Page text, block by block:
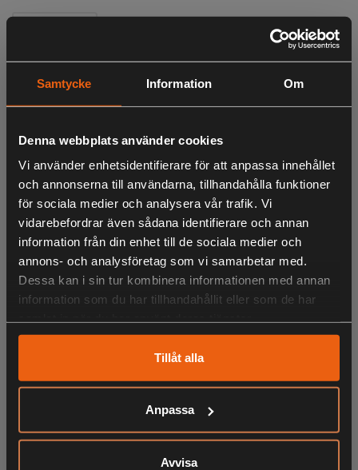
Samtycke Information Om
Denna webbplats använder cookies
Vi använder enhetsidentifierare för att anpassa innehållet
och annonserna till användarna, tillhandahålla funktioner
för sociala medier och analysera vår trafik. Vi
vidarebefordrar även sådana identifierare och annan
information från din enhet till de sociala medier och
annons- och analysföretag som vi samarbetar med.
Dessa kan i sin tur kombinera informationen med annan
information som du har tillhandahållit eller som de har
Tillåt alla
Anpassa
Avvisa
fiske-jacka perfekt för land- och båtfisket. Vind och
vattentät med ett kraftigt och slitstarkt yttertyg för extra
ventilation mesh för extra luftcirkulation, värmeisolering
och komfort
Jackan passar den aktiva fiskaren, samt sportfiskaren. Den
är utrustad med vind- och vattentätt membran, tejpade
sömmar, tvåvägsdragkedja, magnetlås, avtagbar och
reglerbar huva med skärm och fyra diskreta framfickor
under skydd, samt med vattentåliga dragkedjor.
ärmslut med en snabbtorkande och mjuk innermudd, samt
reglerbar botten. På baksidan av jackan finns ett Pinewood
Matcha med Bolmen fishing BIB-byxor 5061 samt keps
LIKNANDE PRODUKTER